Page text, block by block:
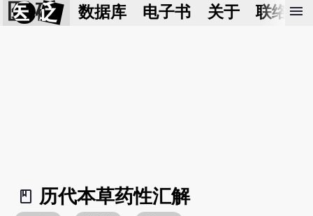
医 砭 数据库 电子书 关于 联络我
menu
book_2
历代本草药性汇解